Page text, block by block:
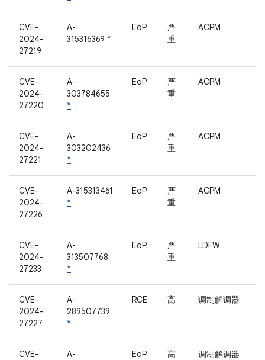
CVE-
2024-
27219
A-
315316369 *
EoP
严
重
ACPM
CVE-
2024-
27220
A-
303784655
*
EoP
严
重
ACPM
CVE-
2024-
27221
A-
303202436
*
EoP
严
重
ACPM
CVE-
2024-
27226
A-315313461
*
EoP
严
重
ACPM
CVE-
2024-
27233
A-
313507768
*
EoP
严
重
LDFW
CVE-
2024-
27227
A-
289507739
*
RCE 高 调制解调器
CVE-
A-
EoP 高 调制解调器